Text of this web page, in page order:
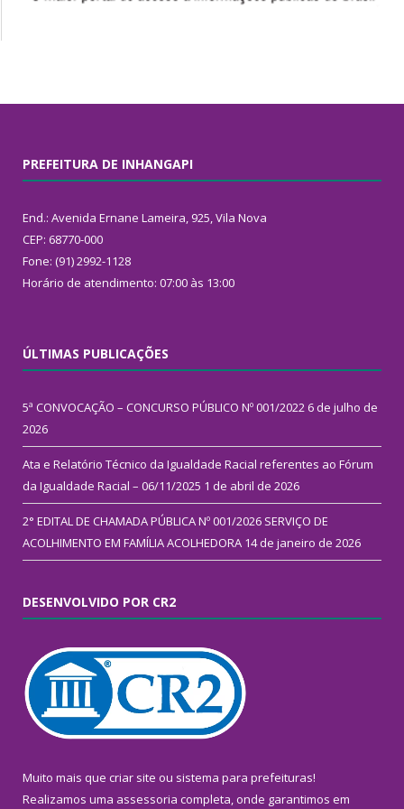
PREFEITURA DE INHANGAPI
End.: Avenida Ernane Lameira, 925, Vila Nova
CEP: 68770-000
Fone: (91) 2992-1128
Horário de atendimento: 07:00 às 13:00
ÚLTIMAS PUBLICAÇÕES
5ª CONVOCAÇÃO – CONCURSO PÚBLICO Nº 001/2022 6 de julho de
2026
Ata e Relatório Técnico da Igualdade Racial referentes ao Fórum
da Igualdade Racial – 06/11/2025 1 de abril de 2026
2° EDITAL DE CHAMADA PÚBLICA Nº 001/2026 SERVIÇO DE
ACOLHIMENTO EM FAMÍLIA ACOLHEDORA 14 de janeiro de 2026
DESENVOLVIDO POR CR2
Muito mais que criar site ou sistema para prefeituras!
Realizamos uma assessoria completa, onde garantimos em